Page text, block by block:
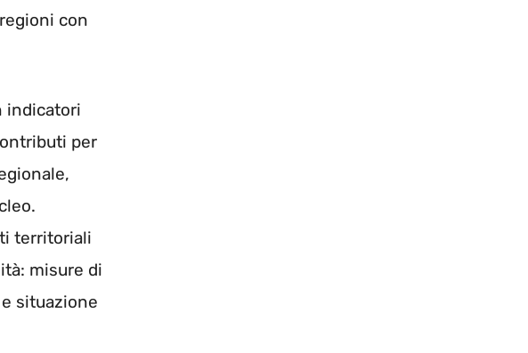
con
indicatori
per
territoriali
misure di
situazione